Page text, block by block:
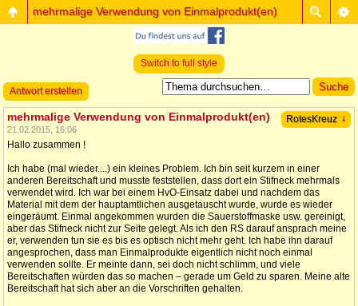
mehrmalige Verwendung von Einmalprodukt(en)
Switch to full style
Antwort erstellen
RotesKreuz ↓
mehrmalige Verwendung von Einmalprodukt(en)
21.02.2015, 16:06
Hallo zusammen !
Ich habe (mal wieder....) ein kleines Problem. Ich bin seit kurzem in einer
anderen Bereitschaft und musste feststellen, dass dort ein Stifneck mehrmals
verwendet wird. Ich war bei einem HvO-Einsatz dabei und nachdem das
Material mit dem der hauptamtlichen ausgetauscht wurde, wurde es wieder
eingeräumt. Einmal angekommen wurden die Sauerstoffmaske usw. gereinigt,
aber das Stifneck nicht zur Seite gelegt. Als ich den RS darauf ansprach meine
er, verwenden tun sie es bis es optisch nicht mehr geht. Ich habe ihn darauf
angesprochen, dass man Einmalprodukte eigentlich nicht noch einmal
verwenden sollte. Er meinte dann, sei doch nicht schlimm, und viele
Bereitschaften würden das so machen – gerade um Geld zu sparen. Meine alte
Bereitschaft hat sich aber an die Vorschriften gehalten.